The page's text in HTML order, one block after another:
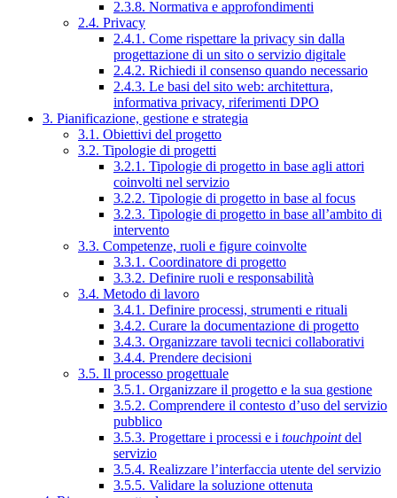
2.3.8. Normativa e approfondimenti
2.4. Privacy
2.4.1. Come rispettare la privacy sin dalla
progettazione di un sito o servizio digitale
2.4.2. Richiedi il consenso quando necessario
2.4.3. Le basi del sito web: architettura,
informativa privacy, riferimenti DPO
3. Pianificazione, gestione e strategia
3.1. Obiettivi del progetto
3.2. Tipologie di progetti
3.2.1. Tipologie di progetto in base agli attori
coinvolti nel servizio
3.2.2. Tipologie di progetto in base al focus
3.2.3. Tipologie di progetto in base all’ambito di
intervento
3.3. Competenze, ruoli e figure coinvolte
3.3.1. Coordinatore di progetto
3.3.2. Definire ruoli e responsabilità
3.4. Metodo di lavoro
3.4.1. Definire processi, strumenti e rituali
3.4.2. Curare la documentazione di progetto
3.4.3. Organizzare tavoli tecnici collaborativi
3.4.4. Prendere decisioni
3.5. Il processo progettuale
3.5.1. Organizzare il progetto e la sua gestione
3.5.2. Comprendere il contesto d’uso del servizio
pubblico
3.5.3. Progettare i processi e i touchpointdel
servizio
3.5.4. Realizzare l’interfaccia utente del servizio
3.5.5. Validare la soluzione ottenuta